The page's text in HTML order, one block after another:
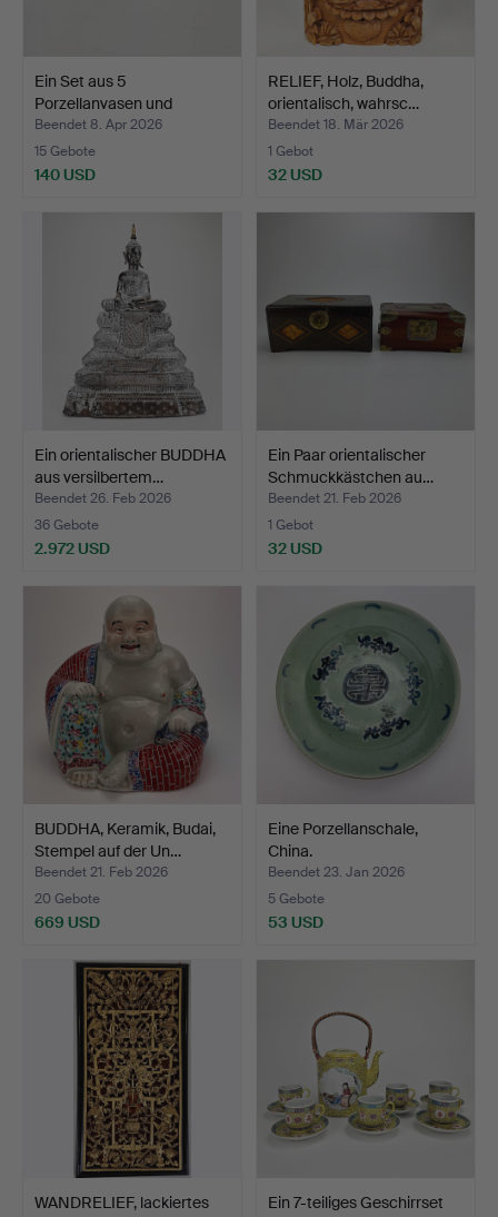
Ein Set aus 5
Porzellanvasen und
Schnupfta…
Beendet 8. Apr 2026
15 Gebote
140 USD
RELIEF, Holz, Buddha,
orientalisch, wahrsc…
Beendet 18. Mär 2026
1 Gebot
32 USD
Ein orientalischer BUDDHA
aus versilbertem…
Beendet 26. Feb 2026
36 Gebote
2.972 USD
Ein Paar orientalischer
Schmuckkästchen au…
Beendet 21. Feb 2026
1 Gebot
32 USD
BUDDHA, Keramik, Budai,
Stempel auf der Un…
Beendet 21. Feb 2026
20 Gebote
669 USD
Eine Porzellanschale,
China.
Beendet 23. Jan 2026
5 Gebote
53 USD
WANDRELIEF, lackiertes
Ein 7-teiliges Geschirrset